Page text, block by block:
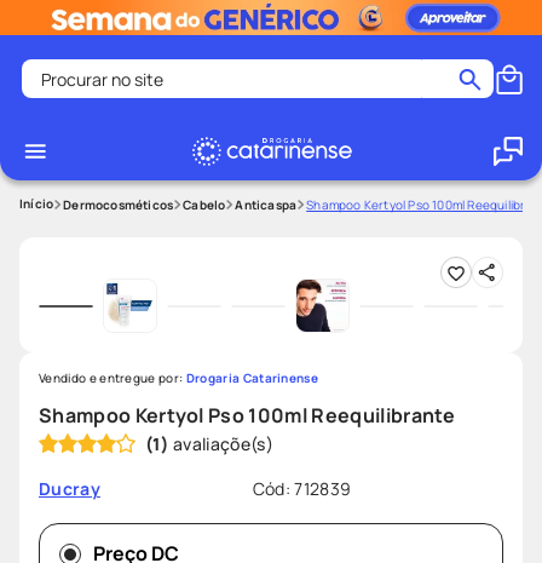
Procurar no site
1
2º
medley
tadalafila
ozivy
8º
desodorante
Dermocosméticos Cabelo Anticaspa Shampoo Kertyol Pso 100ml
Shampoo Kertyol Pso 100ml Reequilibrante
(1)
Ducray
Cód:712839
Vendido e entregue por: Drogaria Catarinense
Preço DC